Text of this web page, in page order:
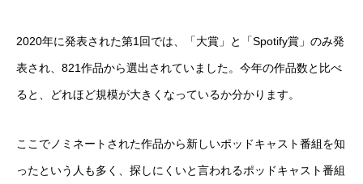
2020年に発表された第1回では、「大賞」と「Spotify賞」のみ発
表され、821作品から選出されていました。今年の作品数と比べ
ると、どれほど規模が大きくなっているか分かります。
ここでノミネートされた作品から新しいポッドキャスト番組を知
ったという人も多く、探しにくいと言われるポッドキャスト番組